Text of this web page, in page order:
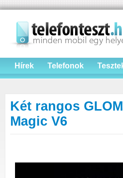
Hírek Telefonok
Két rangos
Magic V6